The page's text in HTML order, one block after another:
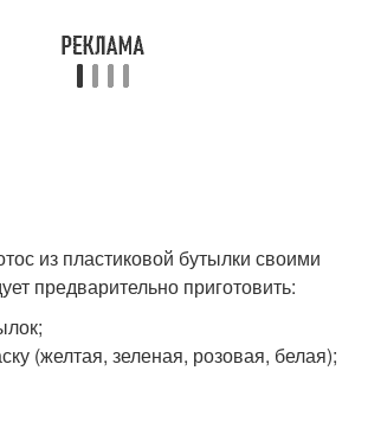
из пластиковой бутылки своими
предварительно приготовить:
(желтая, зеленая, розовая, белая);